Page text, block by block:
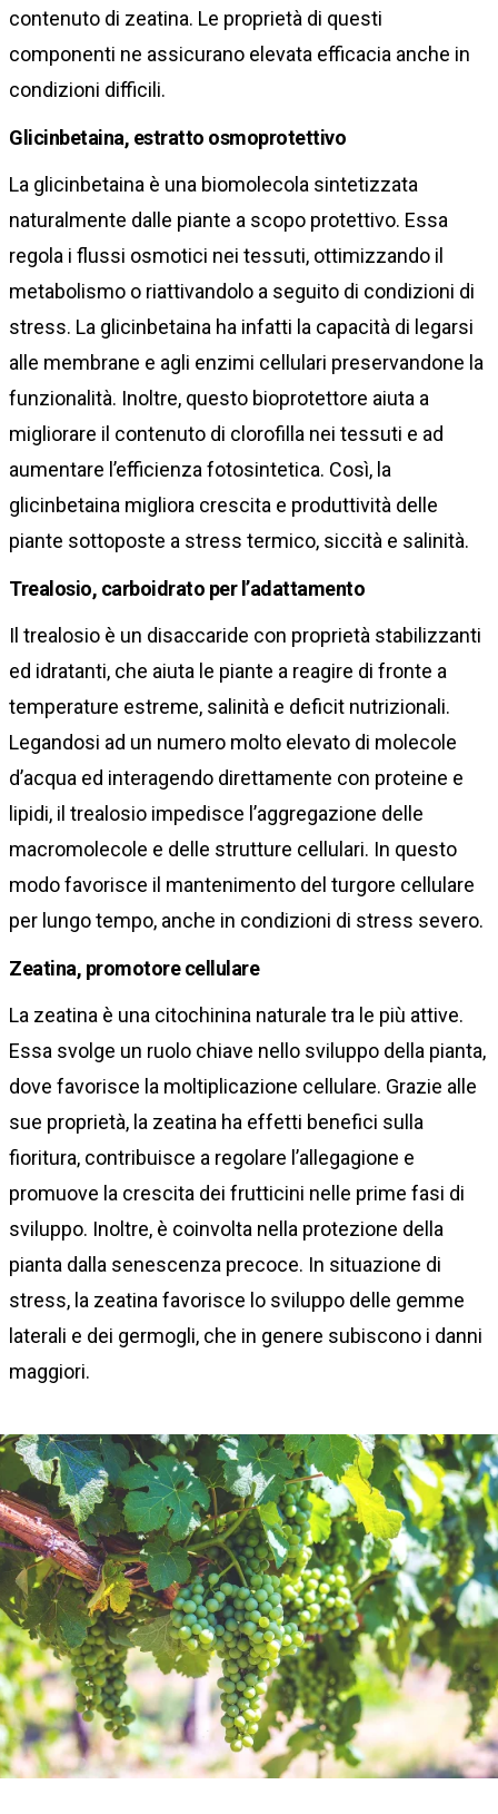
contenuto di zeatina. Le proprietà di questi
componenti ne assicurano elevata efficacia anche in
condizioni difficili.
Glicinbetaina, estratto osmoprotettivo
La glicinbetaina è una biomolecola sintetizzata
naturalmente dalle piante a scopo protettivo. Essa
regola i flussi osmotici nei tessuti, ottimizzando il
metabolismo o riattivandolo a seguito di condizioni di
stress. La glicinbetaina ha infatti la capacità di legarsi
alle membrane e agli enzimi cellulari preservandone la
funzionalità. Inoltre, questo bioprotettore aiuta a
migliorare il contenuto di clorofilla nei tessuti e ad
aumentare l’efficienza fotosintetica. Così, la
glicinbetaina migliora crescita e produttività delle
piante sottoposte a stress termico, siccità e salinità.
Trealosio, carboidrato per l’adattamento
Il trealosio è un disaccaride con proprietà stabilizzanti
ed idratanti, che aiuta le piante a reagire di fronte a
temperature estreme, salinità e deficit nutrizionali.
Legandosi ad un numero molto elevato di molecole
d’acqua ed interagendo direttamente con proteine e
lipidi, il trealosio impedisce l’aggregazione delle
macromolecole e delle strutture cellulari. In questo
modo favorisce il mantenimento del turgore cellulare
per lungo tempo, anche in condizioni di stress severo.
Zeatina, promotore cellulare
La zeatina è una citochinina naturale tra le più attive.
Essa svolge un ruolo chiave nello sviluppo della pianta,
dove favorisce la moltiplicazione cellulare. Grazie alle
sue proprietà, la zeatina ha effetti benefici sulla
fioritura, contribuisce a regolare l’allegagione e
promuove la crescita dei frutticini nelle prime fasi di
sviluppo. Inoltre, è coinvolta nella protezione della
pianta dalla senescenza precoce. In situazione di
stress, la zeatina favorisce lo sviluppo delle gemme
laterali e dei germogli, che in genere subiscono i danni
maggiori.